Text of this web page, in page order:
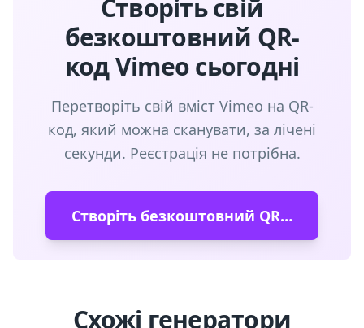
Створіть свій
безкоштовний QR-
код Vimeo сьогодні
Перетворіть свій вміст Vimeo на QR-
код, який можна сканувати, за лічені
секунди. Реєстрація не потрібна.
Створіть безкоштовний QR-код
Схожі генератори